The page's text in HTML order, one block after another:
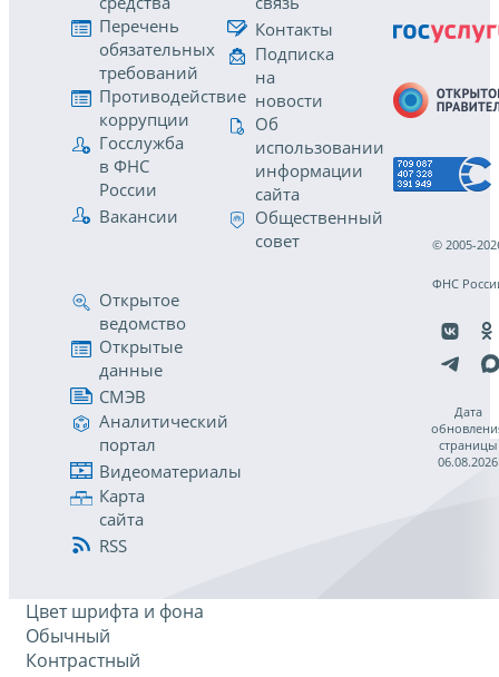
Перечень
обязательных
требований
Противодействие
коррупции
Госслужба
в ФНС
России
Вакансии
Контакты
Подписка
на
новости
Об
использовании
информации
сайта
Общественный
совет
Открытое
ведомство
Открытые
данные
СМЭВ
Аналитический
портал
Видеоматериалы
Карта
сайта
RSS
© 2005-
ФНС
Дата
страницы
06.08.2026
Цвет шрифта и фона
Обычный
Контрастный